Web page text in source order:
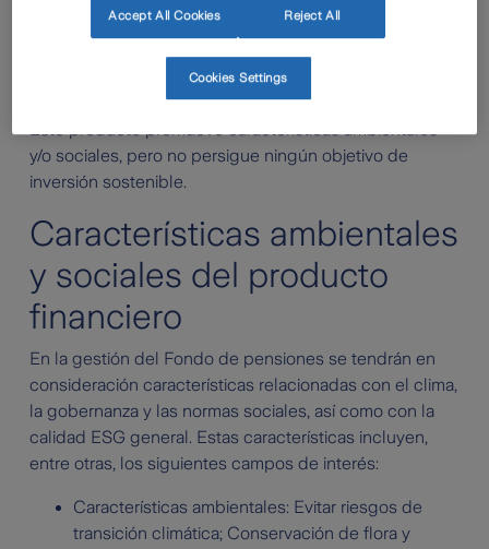
Sin objetivo de inversión
sostenible
y/o sociales, pero no persigue ningún objetivo de
inversión sostenible.
Características ambientales
y sociales del producto
financiero
En la gestión del Fondo de pensiones se tendrán en
consideración características relacionadas con el clima,
la gobernanza y las normas sociales, así como con la
calidad ESG general. Estas características incluyen,
entre otras, los siguientes campos de interés:
Características ambientales: Evitar riesgos de
transición climática; Conservación de flora y
Accept All Cookies Reject All
Cookies Settings